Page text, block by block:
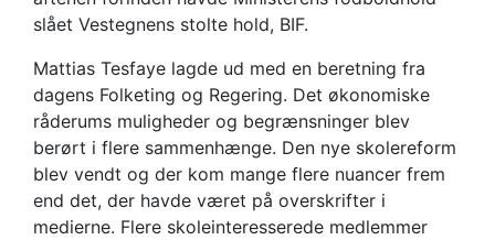
slået Vestegnens stolte hold, BIF.
Mattias Tesfaye lagde ud med en beretning fra
dagens Folketing og Regering. Det økonomiske
råderums muligheder og begrænsninger blev
berørt i flere sammenhænge. Den nye skolereform
blev vendt og der kom mange flere nuancer frem
end det, der havde været på overskrifter i
medierne. Flere skoleinteresserede medlemmer